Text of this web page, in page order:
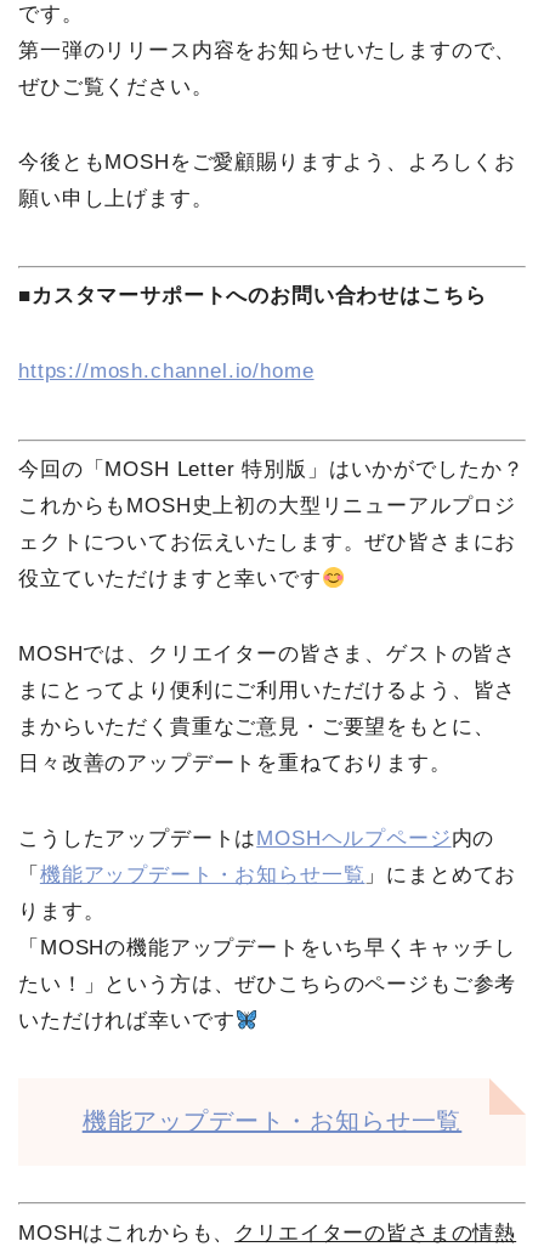
です。
第一弾のリリース内容をお知らせいたしますので、
ぜひご覧ください。
今後ともMOSHをご愛顧賜りますよう、よろしくお
願い申し上げます。
■カスタマーサポートへのお問い合わせはこちら
https://mosh.channel.io/home
今回の「MOSH Letter 特別版」はいかがでしたか？
これからもMOSH史上初の大型リニューアルプロジ
ェクトについてお伝えいたします。ぜひ皆さまにお
役立ていただけますと幸いです
MOSHでは、クリエイターの皆さま、ゲストの皆さ
まにとってより便利にご利用いただけるよう、皆さ
まからいただく貴重なご意見・ご要望をもとに、
日々改善のアップデートを重ねております。
こうしたアップデートは MOSHヘルプページ内の
「 機能アップデート・お知らせ一覧 」にまとめてお
ります。
「MOSHの機能アップデートをいち早くキャッチし
たい！」という方は、ぜひこちらのページもご参考
いただければ幸いです
機能アップデート・お知らせ一覧
MOSHはこれからも、 クリエイターの皆さまの情熱